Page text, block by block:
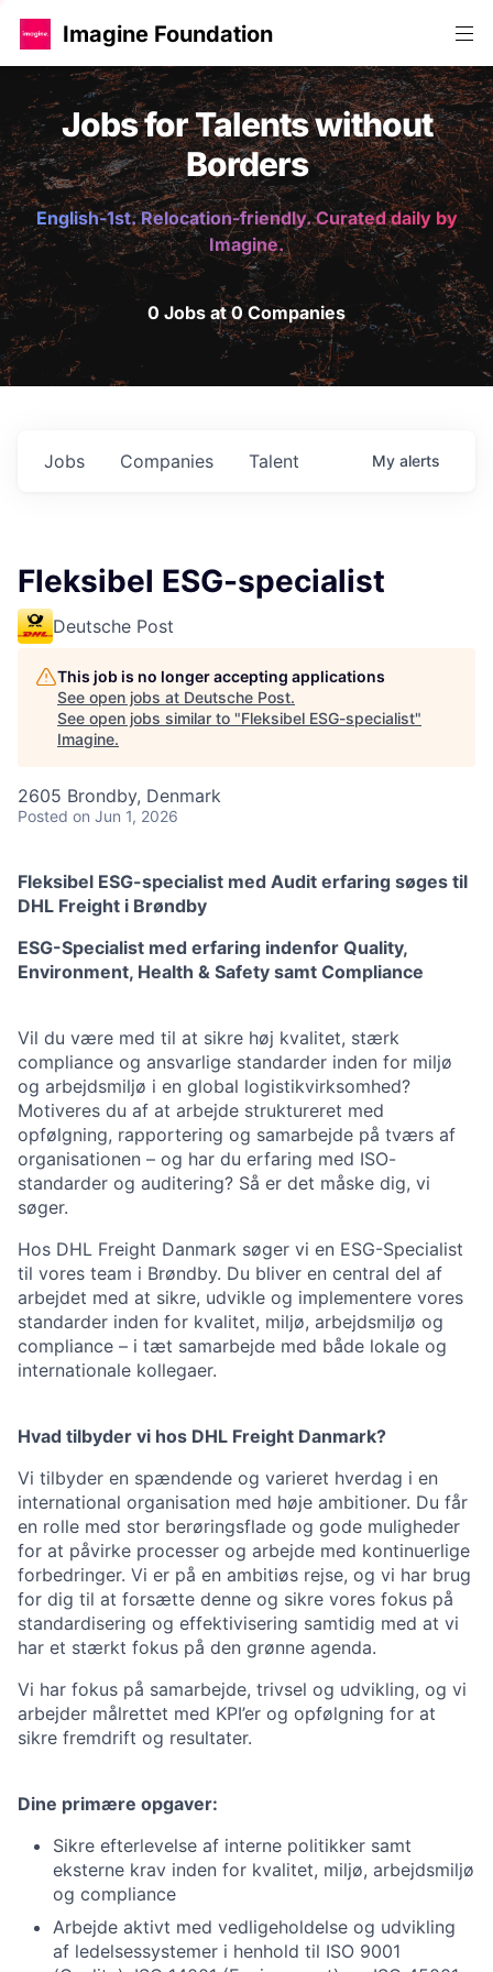
Imagine Foundation
Jobs for Talents without
Borders
English-1st. Relocation-friendly. Curated daily by
Imagine.
0 Jobs at 0 Companies
Jobs Companies Talent My alerts
Fleksibel ESG-specialist
Deutsche Post
This job is no longer accepting applications
See open jobs at Deutsche Post.
See open jobs similar to "Fleksibel ESG-specialist"
Imagine.
2605 Brondby, Denmark
Posted on Jun 1, 2026
Fleksibel ESG-specialist med Audit erfaring søges til
DHL Freight i Brøndby
ESG-Specialist med erfaring indenfor Quality,
Environment, Health & Safety samt Compliance
Vil du være med til at sikre høj kvalitet, stærk
compliance og ansvarlige standarder inden for miljø
og arbejdsmiljø i en global logistikvirksomhed?
Motiveres du af at arbejde struktureret med
opfølgning, rapportering og samarbejde på tværs af
organisationen – og har du erfaring med ISO-
standarder og auditering? Så er det måske dig, vi
søger.
Hos DHL Freight Danmark søger vi en ESG-Specialist
til vores team i Brøndby. Du bliver en central del af
arbejdet med at sikre, udvikle og implementere vores
standarder inden for kvalitet, miljø, arbejdsmiljø og
compliance – i tæt samarbejde med både lokale og
internationale kollegaer.
Hvad tilbyder vi hos DHL Freight Danmark?
Vi tilbyder en spændende og varieret hverdag i en
international organisation med høje ambitioner. Du får
en rolle med stor berøringsflade og gode muligheder
for at påvirke processer og arbejde med kontinuerlige
forbedringer. Vi er på en ambitiøs rejse, og vi har brug
for dig til at forsætte denne og sikre vores fokus på
standardisering og effektivisering samtidig med at vi
har et stærkt fokus på den grønne agenda.
Vi har fokus på samarbejde, trivsel og udvikling, og vi
arbejder målrettet med KPI’er og opfølgning for at
sikre fremdrift og resultater.
Dine primære opgaver:
Sikre efterlevelse af interne politikker samt
eksterne krav inden for kvalitet, miljø, arbejdsmiljø
og compliance
Arbejde aktivt med vedligeholdelse og udvikling
af ledelsessystemer i henhold til ISO 9001